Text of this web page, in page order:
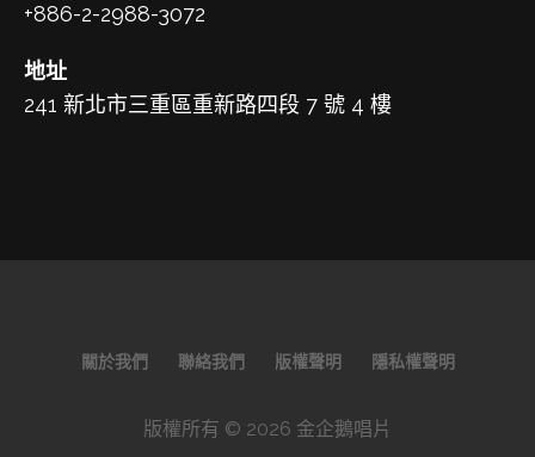
+886-2-2988-3072
地址
241 新北市三重區重新路四段 7 號 4 樓
關於我們 聯絡我們 版權聲明 隱私權聲明
版權所有 © 2026 金企鵝唱片